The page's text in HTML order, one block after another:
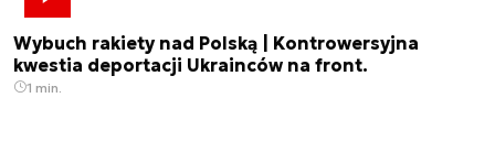
Wybuch rakiety nad Polską | Kontrowersyjna
kwestia deportacji Ukrainców na front.
1 min.